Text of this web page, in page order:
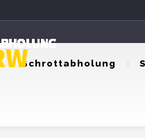
Schrottabholung